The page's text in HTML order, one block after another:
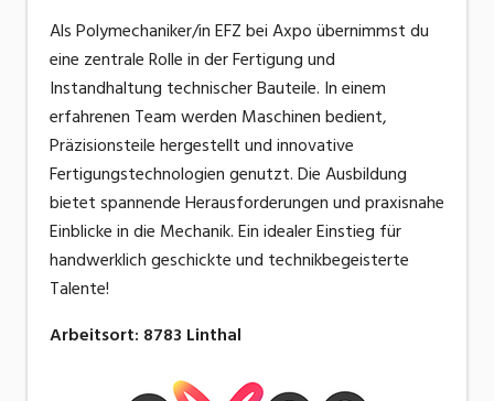
Als Polymechaniker/in EFZ bei Axpo übernimmst du
eine zentrale Rolle in der Fertigung und
Instandhaltung technischer Bauteile. In einem
erfahrenen Team werden Maschinen bedient,
Präzisionsteile hergestellt und innovative
Fertigungstechnologien genutzt. Die Ausbildung
bietet spannende Herausforderungen und praxisnahe
Einblicke in die Mechanik. Ein idealer Einstieg für
handwerklich geschickte und technikbegeisterte
Talente!
Arbeitsort: 8783 Linthal